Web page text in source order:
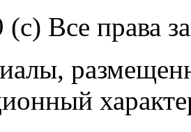
(c) Все права